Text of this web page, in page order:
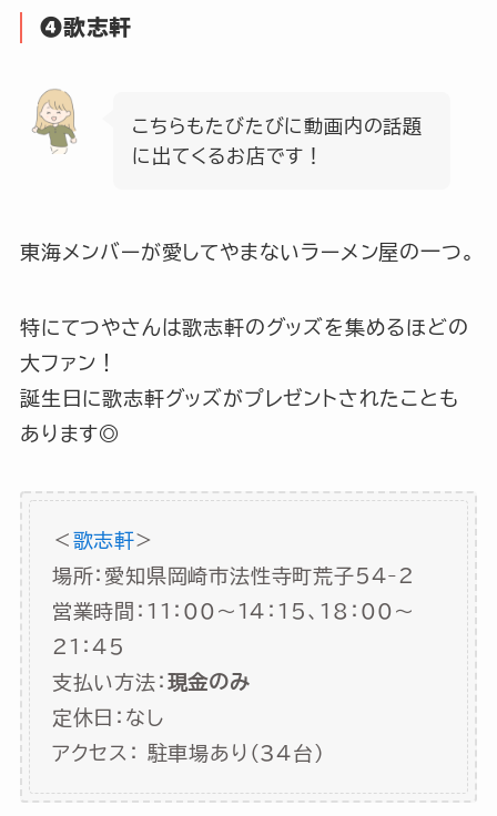
❹歌志軒
こちらもたびたびに動画内の話題
に出てくるお店です！
東海メンバーが愛してやまないラーメン屋の一つ。
特にてつやさんは歌志軒のグッズを集めるほどの
大ファン！
誕生日に歌志軒グッズがプレゼントされたことも
あります◎
＜ 歌志軒>
場所：愛知県岡崎市法性寺町荒子54-2
営業時間：11：00～14：15、18：00～
21：45
支払い方法： 現金のみ
定休日：なし
アクセス： 駐車場あり（34台）